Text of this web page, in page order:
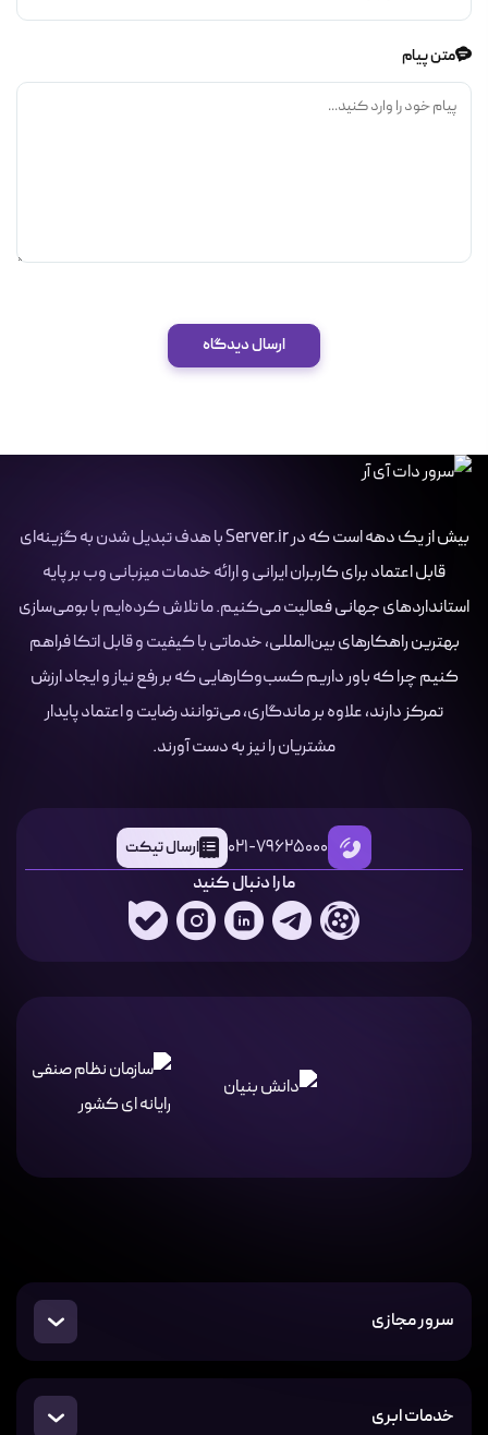
متن پیام
ارسال دیدگاه
بیش از یک دهه است که در Server.ir با هدف تبدیل شدن به گزینه‌ای
قابل اعتماد برای کاربران ایرانی و ارائه خدمات میزبانی وب بر پایه
استانداردهای جهانی فعالیت می‌کنیم. ما تلاش کرده‌ایم با بومی‌سازی
بهترین راهکارهای بین‌المللی، خدماتی با کیفیت و قابل اتکا فراهم
کنیم چرا که باور داریم کسب‌وکارهایی که بر رفع نیاز و ایجاد ارزش
تمرکز دارند، علاوه بر ماندگاری، می‌توانند رضایت و اعتماد پایدار
مشتریان را نیز به دست آورند.
021-79625000 ارسال تیکت
ما را دنبال کنید
سرور مجازی
خدمات ابری